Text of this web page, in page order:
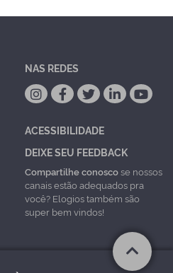
NAS REDES
ACESSIBILIDADE
DEIXE SEU FEEDBACK
Compartilhe conoscose nossos
canais estão adequados pra
você? Elogios também são
super bem vindos!